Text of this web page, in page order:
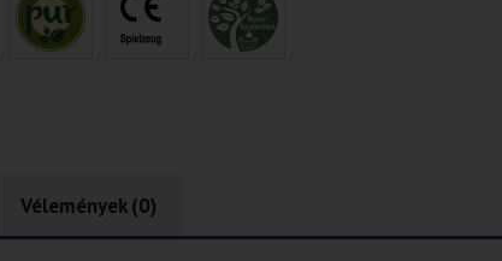
Vélemények (0)